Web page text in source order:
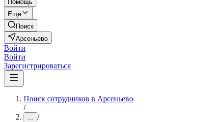
Помощь
Ещё
Поиск
Арсеньево
Войти
Войти
Зарегистрироваться
Поиск сотрудников в Арсеньево
/
... /